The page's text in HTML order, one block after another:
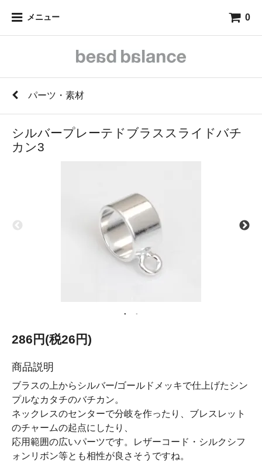
メニュー 0
パーツ・素材
シルバープレーテドブラススライドバチ
カン3
286円(税26円)
商品説明
ブラスの上からシルバー/ゴールドメッキで仕上げたシン
プルなカタチのバチカン。
ネックレスのセンターで分岐を作ったり、ブレスレット
のチャームの起点にしたり、
応用範囲の広いパーツです。レザーコード・シルクシフ
ォンリボン等とも相性が良さそうですね。